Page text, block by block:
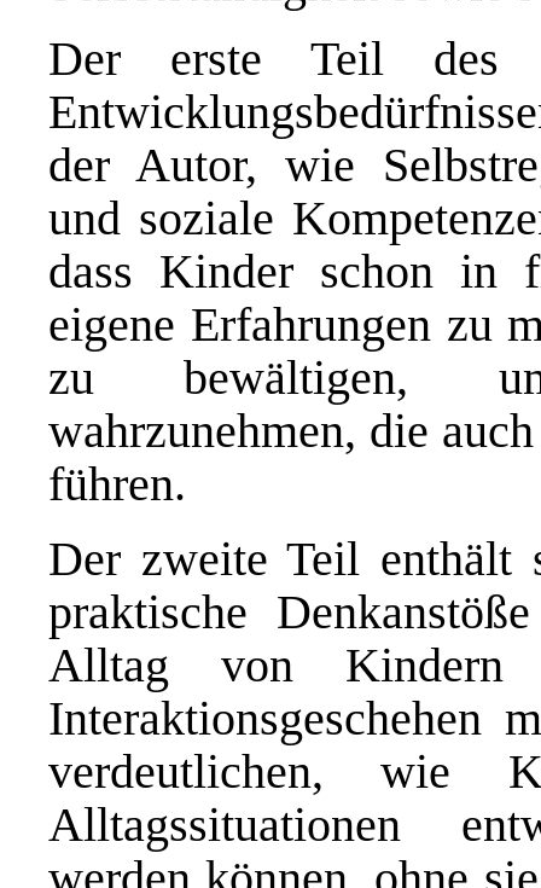
Der erste Teil des
der Autor, wie
und soziale
dass Kinder schon in
eigene Erfahrungen zu
zu bewältigen,
wahrzunehmen, die
führen.
Der zweite Teil enthält
praktische
Alltag von Kindern
Interaktionsgeschehen
verdeutlichen, wie
Alltagssituationen